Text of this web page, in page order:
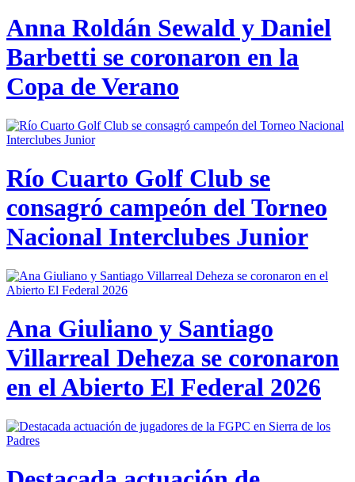
Anna Roldán Sewald y Daniel
Barbetti se coronaron en la
Copa de Verano
Río Cuarto Golf Club se
consagró campeón del Torneo
Nacional Interclubes Junior
Ana Giuliano y Santiago
Villarreal Deheza se coronaron
en el Abierto El Federal 2026